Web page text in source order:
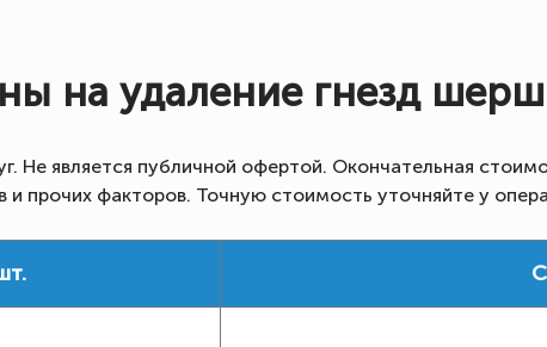
на удаление гнезд
Не является публичной офертой. Окончательная
и прочих факторов. Точную стоимость уточняйте у